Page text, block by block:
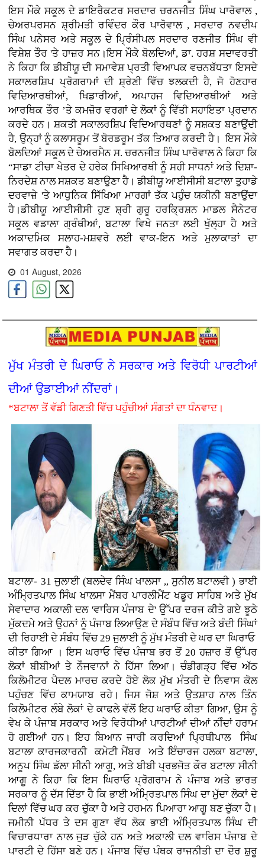
ਇਸ ਮੌਕੇ ਸਕੂਲ ਦੇ ਡਾਇਰੈਕਟਰ ਸਰਦਾਰ ਚਰਨਜੀਤ ਸਿੰਘ ਪਾਰੋਵਾਲ ,
ਚੇਅਰਪਰਸਨ ਸ਼੍ਰੀਮਤੀ ਰਵਿੰਦਰ ਕੌਰ ਪਾਰੋਵਾਲ , ਸਰਦਾਰ ਨਵਦੀਪ
ਸਿੰਘ ਪਨੇਸਰ ਅਤੇ ਸਕੂਲ ਦੇ ਪ੍ਰਿੰਸੀਪਲ ਸਰਦਾਰ ਰਣਜੀਤ ਸਿੰਘ ਵੀ
ਵਿਸ਼ੇਸ਼ ਤੌਰ 'ਤੇ ਹਾਜ਼ਰ ਸਨ।ਇਸ ਮੌਕੇ ਬੋਲਦਿਆਂ, ਡਾ. ਹਰਸ਼ ਸਦਾਵਰਤੀ
ਨੇ ਕਿਹਾ ਕਿ ਡੀਬੀਯੂ ਦੀ ਸਮਾਵੇਸ਼ ਪ੍ਰਤੀ ਵਿਆਪਕ ਵਚਨਬੱਧਤਾ ਇਸਦੇ
ਸਕਾਲਰਸ਼ਿਪ ਪ੍ਰੋਗਰਾਮਾਂ ਦੀ ਸ਼੍ਰੇਣੀ ਵਿੱਚ ਝਲਕਦੀ ਹੈ, ਜੋ ਹੋਣਹਾਰ
ਵਿਦਿਆਰਥੀਆਂ, ਖਿਡਾਰੀਆਂ, ਅਪਾਹਜ ਵਿਦਿਆਰਥੀਆਂ ਅਤੇ
ਆਰਥਿਕ ਤੌਰ ’ਤੇ ਕਮਜ਼ੋਰ ਵਰਗਾਂ ਦੇ ਲੋਕਾਂ ਨੂੰ ਵਿੱਤੀ ਸਹਾਇਤਾ ਪ੍ਰਦਾਨ
ਕਰਦੇ ਹਨ। ਸ਼ਕਤੀ ਸਕਾਲਰਸ਼ਿਪ ਵਿਦਿਆਰਥਣਾਂ ਨੂੰ ਸਸ਼ਕਤ ਬਣਾਉਂਦੀ
ਹੈ, ਉਨ੍ਹਾਂ ਨੂੰ ਕਲਾਸਰੂਮ ਤੋਂ ਬੋਰਡਰੂਮ ਤੱਕ ਤਿਆਰ ਕਰਦੀ ਹੈ। ਇਸ ਮੌਕੇ
ਬੋਲਦਿਆਂ ਸਕੂਲ ਦੇ ਚੇਅਰਮੈਨ ਸ. ਚਰਨਜੀਤ ਸਿੰਘ ਪਾਰੋਵਾਲ ਨੇ ਕਿਹਾ ਕਿ
“ਸਾਡਾ ਟੀਚਾ ਖੇਤਰ ਦੇ ਹਰੇਕ ਸਿਖਿਆਰਥੀ ਨੂੰ ਸਹੀ ਸਾਧਨਾਂ ਅਤੇ ਦਿਸ਼ਾ-
ਨਿਰਦੇਸ਼ ਨਾਲ ਸਸ਼ਕਤ ਬਣਾਉਣਾ ਹੈ। ਡੀਬੀਯੂ ਆਈਸੀਸੀ ਬਟਾਲਾ ਤੁਹਾਡੇ
ਦਰਵਾਜ਼ੇ 'ਤੇ ਆਧੁਨਿਕ ਸਿੱਖਿਆ ਮਾਰਗਾਂ ਤੱਕ ਪਹੁੰਚ ਯਕੀਨੀ ਬਣਾਉਂਦਾ
ਹੈ।ਡੀਬੀਯੂ ਆਈਸੀਸੀ ਹੁਣ ਸ਼੍ਰੀ ਗੁਰੂ ਹਰਕ੍ਰਿਸ਼ਨ ਮਾਡਲ ਸੈਨੇਟਰ
ਸਕੂਲ ਵਡਾਲਾ ਗ੍ਰੰਥੀਆਂ, ਬਟਾਲਾ ਵਿਖੇ ਜਨਤਾ ਲਈ ਖੁੱਲ੍ਹਾ ਹੈ ਅਤੇ
ਅਕਾਦਮਿਕ ਸਲਾਹ-ਮਸ਼ਵਰੇ ਲਈ ਵਾਕ-ਇਨ ਅਤੇ ਮੁਲਾਕਾਤਾਂ ਦਾ
ਸਵਾਗਤ ਕਰਦਾ ਹੈ।
01 August, 2026
ਮੁੱਖ ਮੰਤਰੀ ਦੇ ਘਿਰਾਓ ਨੇ ਸਰਕਾਰ ਅਤੇ ਵਿਰੋਧੀ ਪਾਰਟੀਆਂ
ਦੀਆਂ ਉਡਾਈਆਂ ਨੀਂਦਰਾਂ।
*ਬਟਾਲਾ ਤੋਂ ਵੱਡੀ ਗਿਣਤੀ ਵਿੱਚ ਪਹੁੰਚੀਆਂ ਸੰਗਤਾਂ ਦਾ ਧੰਨਵਾਦ।
ਬਟਾਲਾ- 31 ਜੁਲਾਈ (ਬਲਦੇਵ ਸਿੰਘ ਖਾਲਸਾ ,, ਸੁਨੀਲ ਬਟਾਲਵੀ ) ਭਾਈ
ਅੰਮ੍ਰਿਤਪਾਲ ਸਿੰਘ ਖਾਲਸਾ ਮੈਂਬਰ ਪਾਰਲੀਮੈਂਟ ਖਡੂਰ ਸਾਹਿਬ ਅਤੇ ਮੁੱਖ
ਸੇਵਾਦਾਰ ਅਕਾਲੀ ਦਲ 'ਵਾਰਿਸ ਪੰਜਾਬ ਦੇ' ਉੱਪਰ ਦਰਜ ਕੀਤੇ ਗਏ ਝੂਠੇ
ਮੁੱਕਦਮੇ ਅਤੇ ਉਹਨਾਂ ਨੂੰ ਪੰਜਾਬ ਲਿਆਉਣ ਦੇ ਸੰਬੰਧ ਵਿੱਚ ਅਤੇ ਬੰਦੀ ਸਿੰਘਾਂ
ਦੀ ਰਿਹਾਈ ਦੇ ਸੰਬੰਧ ਵਿੱਚ 29 ਜੁਲਾਈ ਨੂੰ ਮੁੱਖ ਮੰਤਰੀ ਦੇ ਘਰ ਦਾ ਘਿਰਾਓ
ਕੀਤਾ ਗਿਆ । ਇਸ ਘਰਾਓ ਵਿੱਚ ਪੰਜਾਬ ਭਰ ਤੋਂ 20 ਹਜ਼ਾਰ ਤੋਂ ਉੱਪਰ
ਲੋਕਾਂ ਬੀਬੀਆਂ ਤੇ ਨੌਜਵਾਨਾਂ ਨੇ ਹਿੱਸਾ ਲਿਆ। ਚੰਡੀਗੜ੍ਹ ਵਿੱਚ ਅੱਠ
ਕਿਲੋਮੀਟਰ ਪੈਦਲ ਮਾਰਚ ਕਰਦੇ ਹੋਏ ਲੋਕ ਮੁੱਖ ਮੰਤਰੀ ਦੇ ਨਿਵਾਸ ਕੋਲ
ਪਹੁੰਚਣ ਵਿੱਚ ਕਾਮਯਾਬ ਰਹੇ। ਜਿਸ ਜੋਸ਼ ਅਤੇ ਉਤਸ਼ਾਹ ਨਾਲ ਤਿੰਨ
ਕਿਲੋਮੀਟਰ ਲੰਬੇ ਲੋਕਾਂ ਦੇ ਕਾਫਲੇ ਵੱਲੋਂ ਇਹ ਘਰਾਓ ਕੀਤਾ ਗਿਆ, ਉਸ ਨੂੰ
ਵੇਖ ਕੇ ਪੰਜਾਬ ਸਰਕਾਰ ਅਤੇ ਵਿਰੋਧੀਆਂ ਪਾਰਟੀਆਂ ਦੀਆਂ ਨੀੰਦਾਂ ਹਰਾਮ
ਹੋ ਗਈਆਂ ਹਨ। ਇਹ ਬਿਆਨ ਜਾਰੀ ਕਰਦਿਆਂ ਪ੍ਰਿਥੀਪਾਲ ਸਿੰਘ
ਬਟਾਲਾ ਕਾਰਜਕਾਰਨੀ ਕਮੇਟੀ ਮੈਂਬਰ ਅਤੇ ਇੰਚਾਰਜ ਹਲਕਾ ਬਟਾਲਾ,
ਅਨੂਪ ਸਿੰਘ ਡੱਲਾ ਸੀਨੀ ਆਗੂ, ਅਤੇ ਬੀਬੀ ਪ੍ਰਭਜੋਤ ਕੌਰ ਬਟਾਲਾ ਸੀਨੀ
ਆਗੂ ਨੇ ਕਿਹਾ ਕਿ ਇਸ ਘਿਰਾਓ ਪ੍ਰੋਗਰਾਮ ਨੇ ਪੰਜਾਬ ਅਤੇ ਭਾਰਤ
ਸਰਕਾਰ ਨੂੰ ਦੱਸ ਦਿੱਤਾ ਹੈ ਕਿ ਭਾਈ ਅੰਮ੍ਰਿਤਪਾਲ ਸਿੰਘ ਦਾ ਮੁੱਦਾ ਲੋਕਾਂ ਦੇ
ਦਿਲਾਂ ਵਿੱਚ ਘਰ ਕਰ ਚੁੱਕਾ ਹੈ ਅਤੇ ਹਰਮਨ ਪਿਆਰਾ ਆਗੂ ਬਣ ਚੁੱਕਾ ਹੈ।
ਜਮੀਨੀ ਪੱਧਰ ਤੇ ਦਸ ਗੁਣਾ ਵੱਧ ਲੋਕ ਭਾਈ ਅੰਮ੍ਰਿਤਪਾਲ ਸਿੰਘ ਦੀ
ਵਿਚਾਰਧਾਰਾ ਨਾਲ ਜੁੜ ਚੁੱਕੇ ਹਨ ਅਤੇ ਅਕਾਲੀ ਦਲ ਵਾਰਿਸ ਪੰਜਾਬ ਦੇ
ਪਾਰਟੀ ਦੇ ਹਿੱਸਾ ਬਣੇ ਹਨ। ਪੰਜਾਬ ਵਿੱਚ ਪੰਥਕ ਰਾਜਨੀਤੀ ਦਾ ਦੌਰ ਸ਼ੁਰੂ